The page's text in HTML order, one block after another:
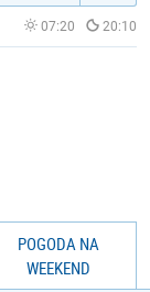
07:20 20:10
POGODA NA
WEEKEND